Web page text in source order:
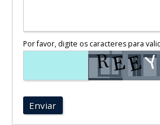
Por favor, digite os caracteres para
Enviar